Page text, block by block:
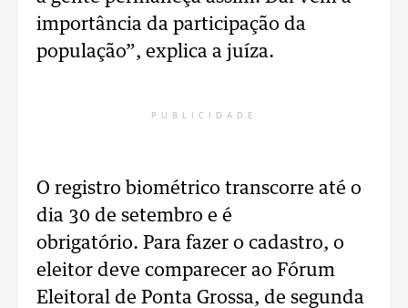
importância da participação da
população”, explica a juíza.
PUBLICIDADE
O registro biométrico transcorre até o
dia 30 de setembro e é
obrigatório. Para fazer o cadastro, o
eleitor deve comparecer ao Fórum
Eleitoral de Ponta Grossa, de segunda